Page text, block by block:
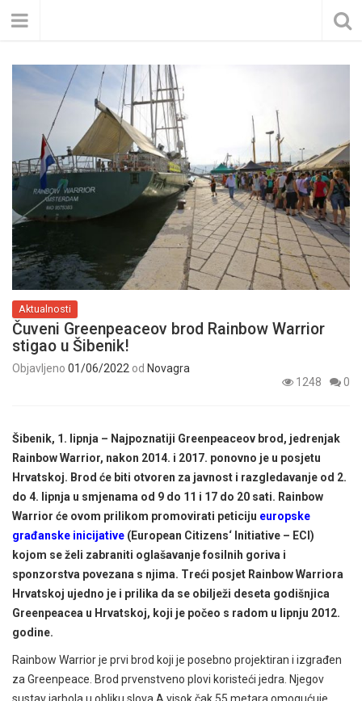
Aktualnosti
Čuveni Greenpeaceov brod Rainbow Warrior
stigao u Šibenik!
Objavljeno 01/06/2022 od Novagra
1248
0
Šibenik, 1. lipnja – Najpoznatiji Greenpeaceov brod, jedrenjak
Rainbow Warrior, nakon 2014. i 2017. ponovno je u posjetu
Hrvatskoj. Brod će biti otvoren za javnost i razgledavanje od 2.
do 4. lipnja u smjenama od 9 do 11 i 17 do 20 sati. Rainbow
Warrior će ovom prilikom promovirati peticiju europske
građanske inicijative (European Citizens‘ Initiative – ECI)
kojom se želi zabraniti oglašavanje fosilnih goriva i
sponzorstva povezana s njima. Treći posjet Rainbow Warriora
Hrvatskoj ujedno je i prilika da se obilježi deseta godišnjica
Greenpeacea u Hrvatskoj, koji je počeo s radom u lipnju 2012.
godine.
Rainbow Warrior je prvi brod koji je posebno projektiran i izgrađen
za Greenpeace. Brod prvenstveno plovi koristeći jedra. Njegov
sustav jarbola u obliku slova A visok čak 55 metara omogućuje